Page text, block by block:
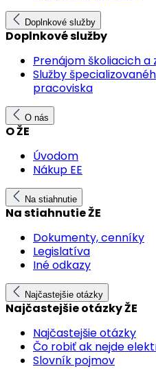
Doplnkové služby
Doplnkové služby
Prenájom školiacich
Služby
pracoviska
O nás
O ŽE
Úvodom
Nákup EE
Na stiahnutie
Na stiahnutie ŽE
Dokumenty, cenníky
Legislatíva
Iné odkazy
Najčastejšie otázky
Najčastejšie otázky ŽE
Najčastejšie otázky
Čo robiť ak nejde
Slovník pojmov